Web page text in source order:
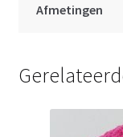
Afmetingen